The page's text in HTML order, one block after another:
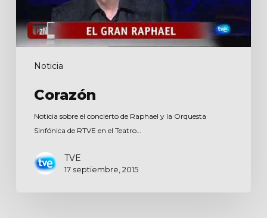
Noticia
Corazón
Noticia sobre el concierto de Raphael y la Orquesta
Sinfónica de RTVE en el Teatro…
TVE
17 septiembre, 2015